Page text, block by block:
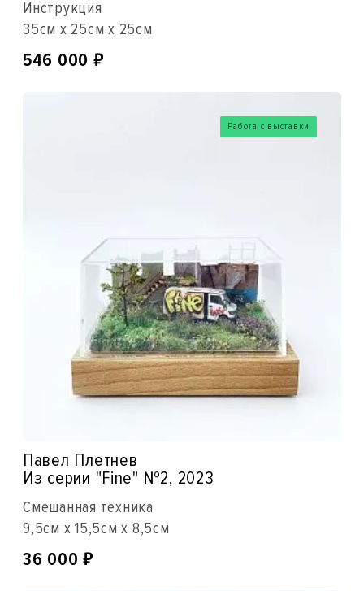
Инструкция
35см x 25см x 25см
546 000 ₽
Работа с выставки
Павел Плетнев
Из серии "Fine" №2, 2023
Смешанная техника
9,5см x 15,5см x 8,5см
36 000₽